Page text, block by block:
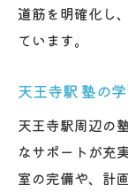
道筋を明確化し
ています。
天王寺駅 塾の
天王寺駅周辺の
なサポートが充
室の完備や、計